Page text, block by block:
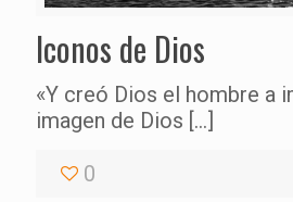
Iconos de Dios
«Y creó Dios el hombre a
imagen de Dios […]
0